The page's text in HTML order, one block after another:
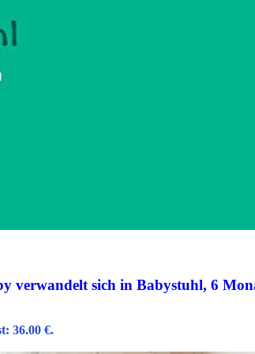
verwandelt sich in Babystuhl, 6
36.00 €.